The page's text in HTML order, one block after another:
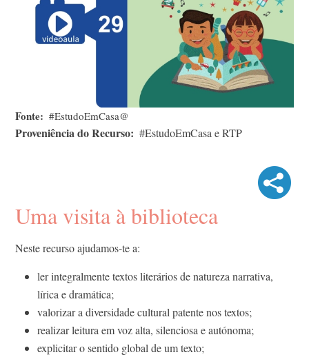
Fonte #EstudoEmCasa@
Proveniência do Recurso #EstudoEmCasa e RTP
Uma visita à biblioteca
Neste recurso ajudamos-te a:
ler integralmente textos literários de natureza narrativa,
lírica e dramática;
valorizar a diversidade cultural patente nos textos;
realizar leitura em voz alta, silenciosa e autónoma;
explicitar o sentido global de um texto;